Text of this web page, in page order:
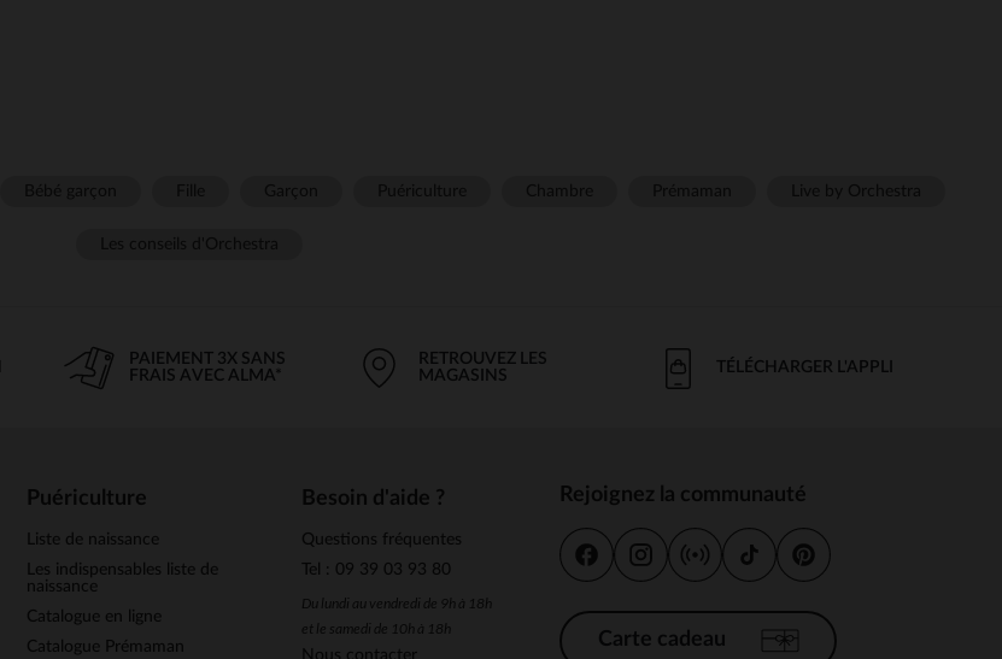
PAIEMENT 3X SANS
FRAIS AVEC ALMA*
RETROUVEZ LES
MAGASINS
TÉLÉCHARGER L'APPLI
Puériculture
Liste de naissance
Les indispensables liste de
naissance
Catalogue en ligne
Catalogue Prémaman
Besoin d'aide ?
Questions fréquentes
Tel : 09 39 03 93 80
Du lundi au vendredi de 9h à 18h
et le samedi de 10h à 18h
Nous contacter
Rejoignez la communauté
Carte cadeau